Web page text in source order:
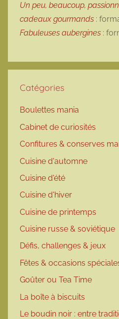
Un peu, beaucoup,
cadeaux gourmands :
Fabuleuses aubergines :
Catégories
Boulettes mania
Cabinet de curiosités
Confitures & conserves
Cuisine d'automne
Cuisine d'été
Cuisine d'hiver
Cuisine de printemps
Cuisine russe & soviétique
Défis, challenges & jeux
Fêtes & occasions
Goûter ou Tea Time
La boîte à biscuits
Le boudin noir : entre